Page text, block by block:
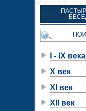
I - IX века
X век
XI век
XII век